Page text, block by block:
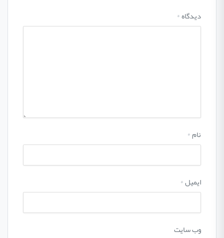
دیدگاه*
نام*
ایمیل*
وب‌ سایت